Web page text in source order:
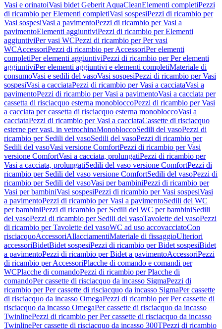
Vasi e orinatoiVasi bidet Geberit AquaCleanElementi completiPezzi
di ricambio per Elementi completiVasi sospesiPezzi di ricambio per
Vasi sospesiVasi a pavimentoPezzi di ricambio per Vasi a
pavimentoElementi aggiuntiviPezzi di ricambio per Elementi
aggiuntiviPer vasi WCPezzi di ricambio per Per vasi
WCAccessoriPezzi di ricambio per AccessoriPer elementi
completiPer elementi aggiuntiviPezzi di ricambio per Per elementi
aggiuntiviPer elementi aggiuntivi e elementi completiMateriale di
consumoVasi e sedili del vasoVasi sospesiPezzi di ricambio per Vasi
sospesiVasi a cacciataPezzi di ricambio per Vasi a cacciataVasi a
pavimentoPezzi di ricambio per Vasi a pavimentoVasi a cacciata per
cassetta di risciacquo esterna monobloccoPezzi di ricambio per Vasi
a cacciata per cassetta di risciacquo esterna monobloccoVasi a
cacciataPezzi di ricambio per Vasi a cacciataCassette di risciacquo
esterne per vasi, in vetrochinaMonobloccoSedili del vasoPezzi di
ricambio per Sedili del vasoSedili del vasoPezzi di ricambio per
Sedili del vasoVasi versione ComfortPezzi di ricambio per Vasi
versione ComfortVasi a cacciata, prolungatiPezzi di ricambio per
Vasi a cacciata, prolungatiSedili del vaso versione ComfortPezzi di
ricambio per Sedili del vaso versione ComfortSedili del vasoPezzi di
ricambio per Sedili del vasoVasi per bambiniPezzi di ricambio per
Vasi per bambiniVasi sospesiPezzi di ricambio per Vasi sospesiVasi
a pavimentoPezzi di ricambio per Vasi a pavimentoSedili del WC
per bambiniPezzi di ricambio per Sedili del WC per bambiniSedili
del vasoPezzi di ricambio per Sedili del vasoTavolette del vasoPezzi
di ricambio per Tavolette del vasoWC ad uso accovacciatoCon
risciacquoAccessoriAllacciamentiMateriale di fissaggioUlteriori
accessoriBidetBidet sospesiPezzi di ricambio per Bidet sospesiBidet
a pavimentoPezzi di ricambio per Bidet a pavimentoAccessoriPezzi
di ricambio per AccessoriPlacche di comando e comandi per
WCPlacche di comandoPezzi di ricambio per Placche di
comandoPer cassette di risciacquo da incasso SigmaPezzi di
ricambio per Per cassette di risciacquo da incasso SigmaPer cassette
di risciacquo da incasso OmegaPezzi di ricambio per Per cassette di
risciacquo da incasso OmegaPer cassette di risciacquo da incasso
TwinlinePezzi di ricambio per Per cassette di risciacquo da incasso
TwinlinePer cassette di risciacquo da incasso 300TPezzi di ricambio